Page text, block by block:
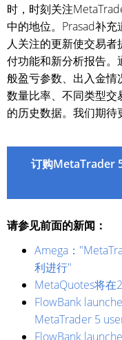
时，时刻关注
中的地位。Prasad补
人关注的更新使交易
付功能和新分析报告
般盈亏参数、出入金
数量比率、不同类型交
的历史数据。我们期待
订购MetaTrader
请参见前面的新闻：
Amega：
利进行"
MetaQuotes将在
FlowBank
MetaTrader 5
FlowBank